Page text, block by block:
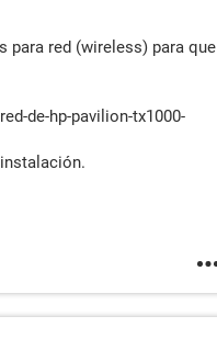
para red (wireless) para que
de-hp-pavilion-tx1000-